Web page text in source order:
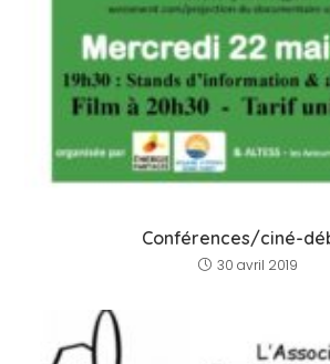
Conférences/ciné-
30 avril 2019